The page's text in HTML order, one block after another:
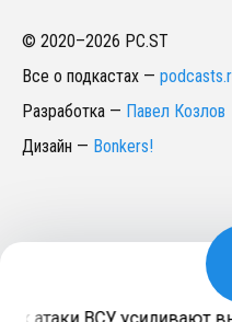
© 2020–2026 PC.ST
Все о подкастах —
Разработка — Павел Козлов
Дизайн — Bonkers!